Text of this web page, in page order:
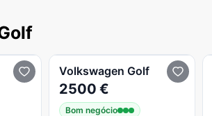
Volkswagen Golf
2500 €
Bom negócio